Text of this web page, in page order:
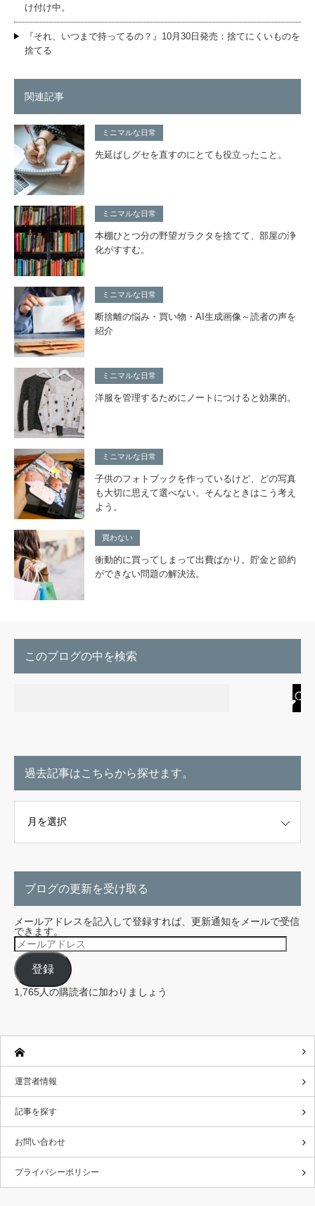
け付け中。
『それ、いつまで持ってるの？』10月30日発売：捨てにくいものを
捨てる
関連記事
ミニマルな日常
先延ばしグセを直すのにとても役立ったこと。
ミニマルな日常
本棚ひとつ分の野望ガラクタを捨てて、部屋の浄
化がすすむ。
ミニマルな日常
断捨離の悩み・買い物・AI生成画像～読者の声を
紹介
ミニマルな日常
洋服を管理するためにノートにつけると効果的。
ミニマルな日常
子供のフォトブックを作っているけど、どの写真
も大切に思えて選べない。そんなときはこう考え
よう。
買わない
衝動的に買ってしまって出費ばかり。貯金と節約
ができない問題の解決法。
このブログの中を検索
過去記事はこちらから探せます。
ブログの更新を受け取る
メールアドレスを記入して登録すれば、更新通知をメールで受信
できます。
メ
ー
ル
ア
ド
レ
ス
登録
1,765人の購読者に加わりましょう
運営者情報
記事を探す
お問い合わせ
プライバシーポリシー